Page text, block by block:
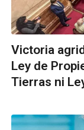
Victoria
Ley de
Tierras ni